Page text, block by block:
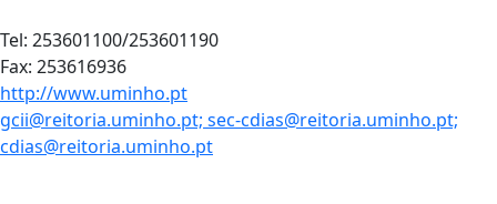
Tel: 253601100/253601190
Fax: 253616936
http://www.uminho.pt
gcii@reitoria.uminho.pt; sec-cdias@reitoria.uminho.pt;
cdias@reitoria.uminho.pt